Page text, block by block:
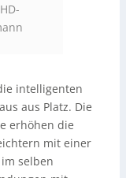
intelligenten
aus Platz. Die
erhöhen die
mit einer
selben